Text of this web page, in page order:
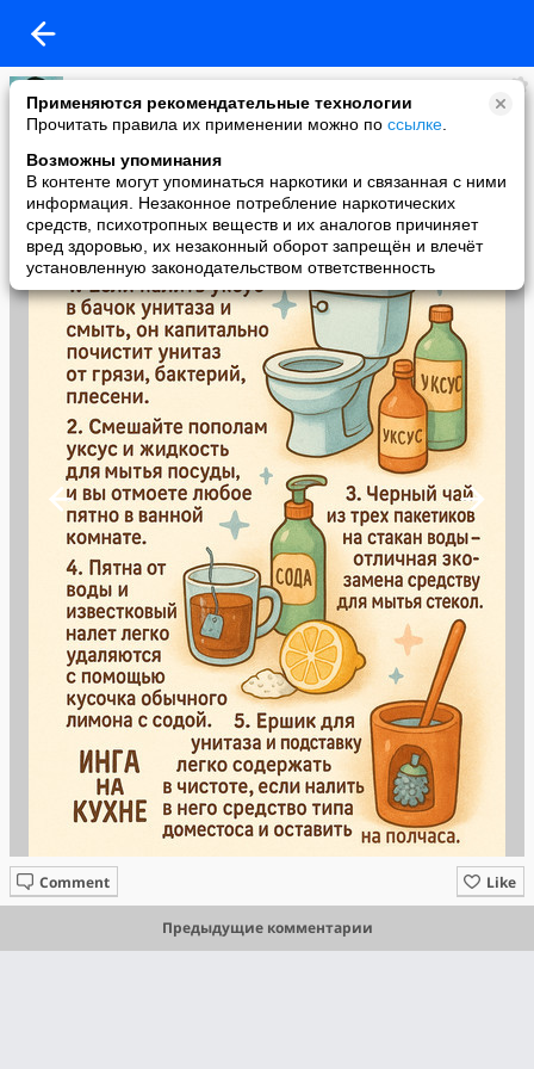
Применяются рекомендательные технологии
Прочитать правила их применении можно по ссылке
Возможны упоминания
В контенте могут упоминаться наркотики и связанная с ними
информация. Незаконное потребление наркотических
средств, психотропных веществ и их аналогов причиняет
вред здоровью, их незаконный оборот запрещён и влечёт
установленную законодательством ответственность
Кира
added a photo
16 Dec в 16:36
Like
Comment
Предыдущие комментарии